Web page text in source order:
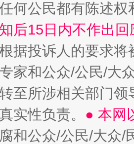
何公民都有陈述
后15日内不作出
据投诉人的要求将
家和公众/公民/大
至所涉相关部门
实性负责。 ● 本网
腐和公众/公民/大众